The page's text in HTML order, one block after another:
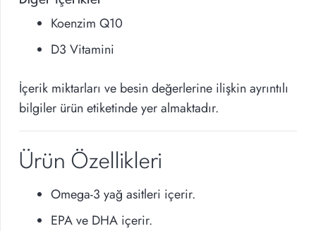
Koenzim Q10
D3 Vitamini
İçerik miktarları ve besin değerlerine ilişkin ayrıntılı
bilgiler ürün etiketinde yer almaktadır.
Ürün Özellikleri
Omega-3 yağ asitleri içerir.
EPA ve DHA içerir.